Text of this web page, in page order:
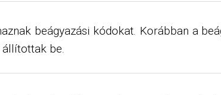
beágyazási kódokat. Korábban a
be.